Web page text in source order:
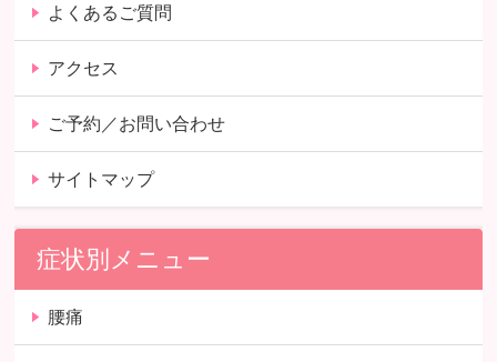
よくあるご質問
アクセス
ご予約／お問い合わせ
サイトマップ
症状別メニュー
腰痛